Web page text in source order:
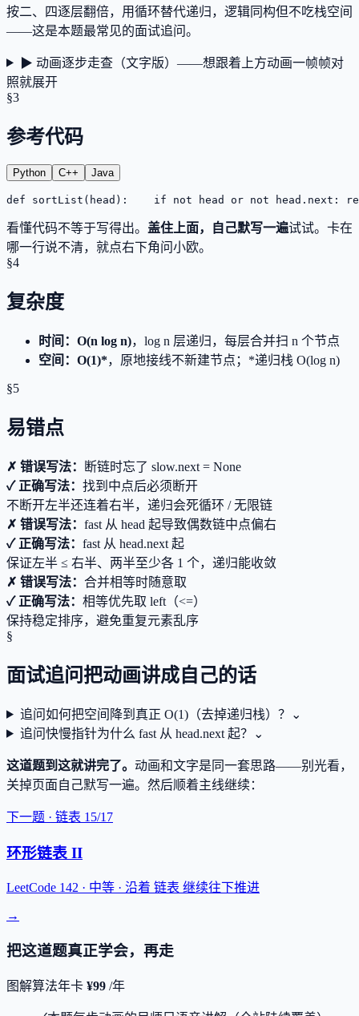
按二、四逐层翻倍，用循环替代递归，逻辑同构但不吃栈空间
——这是本题最常见的面试追问。
▶ 动画逐步走查（文字版）——想跟着上方动画一帧帧对
照就展开
§3
参考代码
Python C++ Java
def sortList(head):
if not head or not head.next:
看懂代码不等于写得出。 盖住上面，自己默写一遍试试。卡在
哪一行说不清，就点右下角问小欧。
§4
复杂度
时间 ： O(n log n)，log n 层递归，每层合并扫 n 个节点
空间 ： O(1)*，原地接线不新建节点；*递归栈 O(log n)
§5
易错点
✗ 错误写法：
断链时忘了 slow.next = None
✓ 正确写法： 找到中点后必须断开
不断开左半还连着右半，递归会死循环 / 无限链
✗ 错误写法： fast 从 head 起导致偶数链中点偏右
✓ 正确写法： fast 从 head.next 起
保证左半 ≤ 右半、两半至少各 1 个，递归能收敛
✗ 错误写法： 合并相等时随意取
✓ 正确写法： 相等优先取 left（<=）
保持稳定排序，避免重复元素乱序
§
面试追问把动画讲成自己的话
追问如何把空间降到真正 O(1)（去掉递归栈）？
⌄
追问快慢指针为什么 fast 从 head.next 起？ ⌄
这道题到这就讲完了。 动画和文字是同一套思路——别光看，
关掉页面自己默写一遍。 然后顺着主线继续：
下一题 · 链表 15/17
环形链表 II
LeetCode 142 · 中等 · 沿着 链表 继续往下推进
→
把这道题真正学会，再走
图解算法年卡 ¥99 /年